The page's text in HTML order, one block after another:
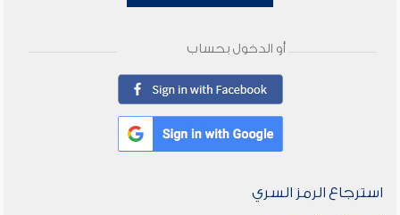
أو الدخول بحساب
استرجاع الرمز السري